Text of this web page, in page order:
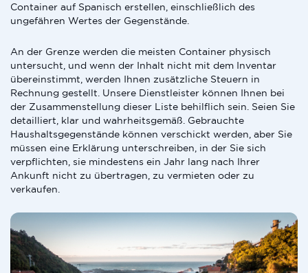
Container auf Spanisch erstellen, einschließlich des
ungefähren Wertes der Gegenstände.
An der Grenze werden die meisten Container physisch
untersucht, und wenn der Inhalt nicht mit dem Inventar
übereinstimmt, werden Ihnen zusätzliche Steuern in
Rechnung gestellt. Unsere Dienstleister können Ihnen bei
der Zusammenstellung dieser Liste behilflich sein. Seien Sie
detailliert, klar und wahrheitsgemäß. Gebrauchte
Haushaltsgegenstände können verschickt werden, aber Sie
müssen eine Erklärung unterschreiben, in der Sie sich
verpflichten, sie mindestens ein Jahr lang nach Ihrer
Ankunft nicht zu übertragen, zu vermieten oder zu
verkaufen.